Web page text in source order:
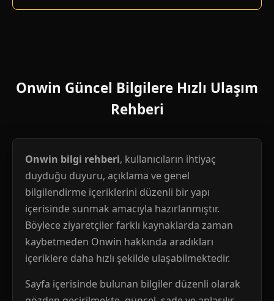
Onwin Güncel Bilgilere Hızlı Ulaşım
Rehberi
Onwin bilgi rehberi, kullanıcıların ihtiyaç
duyduğu duyuru, açıklama ve genel
bilgilendirme içeriklerini düzenli bir yapı
içerisinde sunmak amacıyla hazırlanmıştır.
Böylece ziyaretçiler farklı kaynaklarda zaman
kaybetmeden Onwin hakkında aradıkları
içeriklere daha hızlı şekilde ulaşabilmektedir.
Sayfa içerisinde bulunan bilgiler düzenli olarak